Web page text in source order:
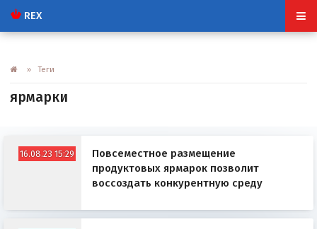
REX
» Теги
ярмарки
16.08.23 15:29
Повсеместное размещение
продуктовых ярмарок позволит
воссоздать конкурентную среду